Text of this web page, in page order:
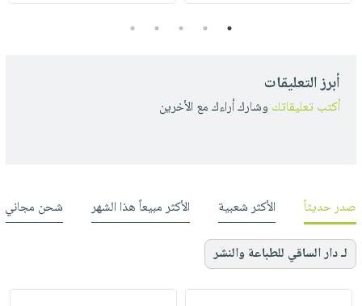
1
2
3
4
5
أبرز التعليقات
أكتب تعليقاتك وشارك أراءك مع الأخرين
صدر حديثاً الأكثر شعبية الأكثر مبيعاً هذا الشهر شحن مجاني
لـ دار الساقي للطباعة والنشر